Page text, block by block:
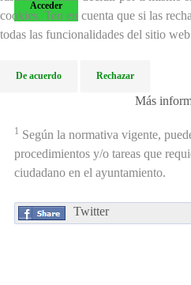
Acceder
1 Según la normativa vigente,
procedimientos y/o tareas que
ciudadano en el ayuntamiento.
Twitter
cookies. Ten en cuenta que si las
todas las funcionalidades del sitio
De acuerdo Rechazar
Más